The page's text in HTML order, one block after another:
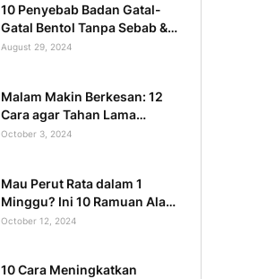
10 Penyebab Badan Gatal-
Gatal Bentol Tanpa Sebab &
Solusinya
August 29, 2024
Malam Makin Berkesan: 12
Cara agar Tahan Lama
Berjam-jam
October 3, 2024
Mau Perut Rata dalam 1
Minggu? Ini 10 Ramuan Alami
yang Bisa Anda Coba!
October 12, 2024
10 Cara Meningkatkan